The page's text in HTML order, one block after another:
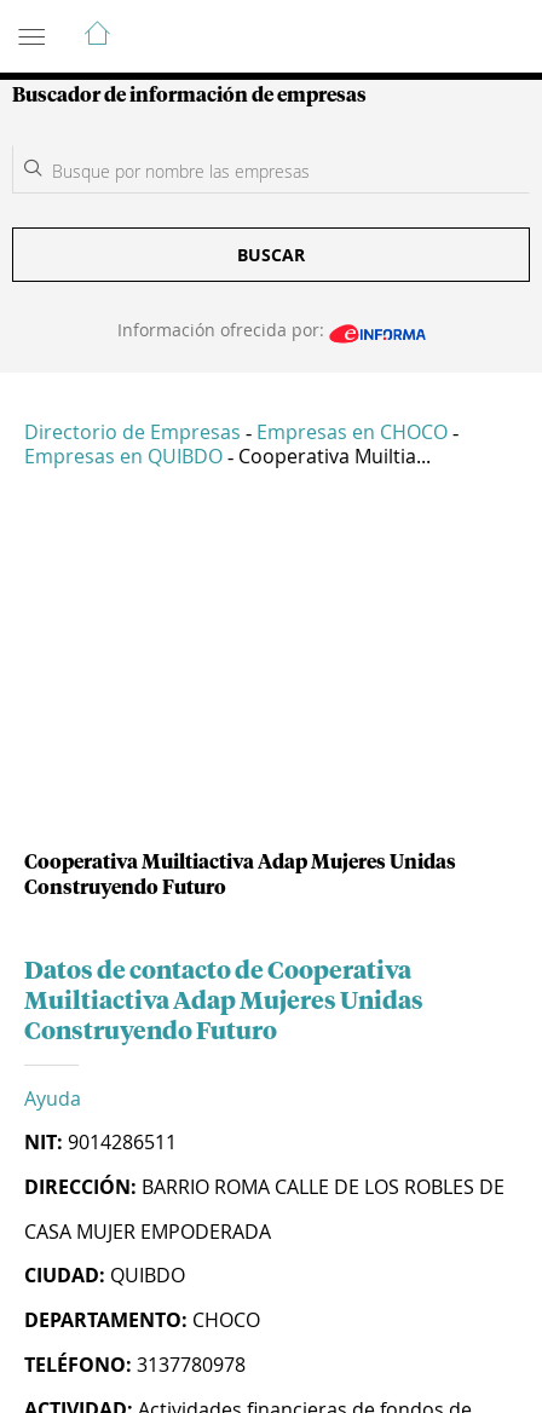
Guía de Empresas Colombianas
Buscador de información de empresas
BUSCAR
Información ofrecida por:
Directorio de Empresas - Empresas en CHOCO -
Empresas en QUIBDO - Cooperativa Muiltia...
Cooperativa Muiltiactiva Adap Mujeres Unidas
Construyendo Futuro
Datos de contacto de Cooperativa
Muiltiactiva Adap Mujeres Unidas
Construyendo Futuro
Ayuda
NIT: 9014286511
DIRECCIÓN: BARRIO ROMA CALLE DE LOS ROBLES DE
CASA MUJER EMPODERADA
CIUDAD: QUIBDO
DEPARTAMENTO: CHOCO
TELÉFONO: 3137780978